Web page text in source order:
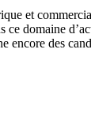
et
domaine
des